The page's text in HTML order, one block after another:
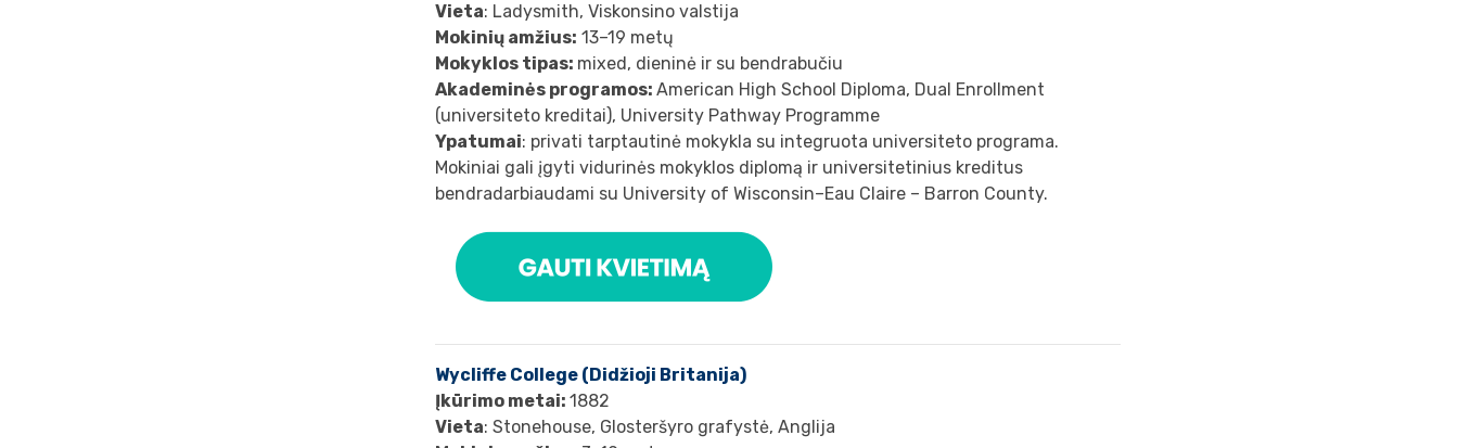
Vieta: Ladysmith, Viskonsino valstija
Mokinių amžius: 13–19 metų
Mokyklos tipas: mixed, dieninė ir su bendrabučiu
Akademinės programos:American High School Diploma, Dual Enrollment
(universiteto kreditai), University Pathway Programme
Ypatumai: privati tarptautinė mokykla su integruota universiteto programa.
Mokiniai gali įgyti vidurinės mokyklos diplomą ir universitetinius kreditus
bendradarbiaudami su University of Wisconsin–Eau Claire – Barron County.
Wycliffe College (Didžioji Britanija)
Įkūrimo metai:1882
Vieta: Stonehouse, Glosteršyro grafystė, Anglija